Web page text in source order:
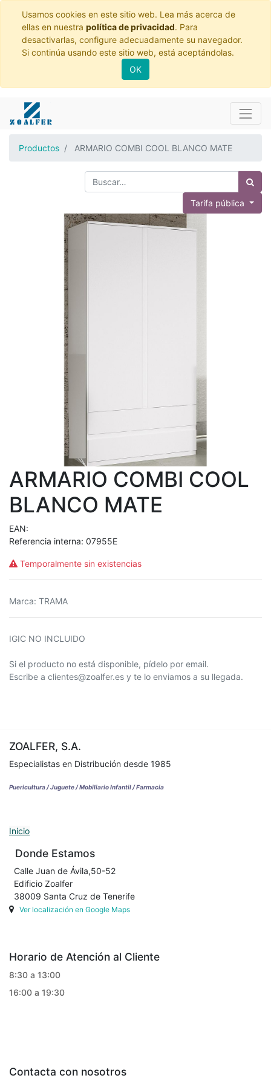
Usamos cookies en este sitio web. Lea más acerca de
ellas en nuestra política de privacidad. Para
desactivarlas, configure adecuadamente su navegador.
Si continúa usando este sitio web, está aceptándolas.
OK
Productos ARMARIO COMBI COOL BLANCO MATE
Tarifa pública
ARMARIO COMBI COOL
BLANCO MATE
EAN:
Referencia interna: 07955E
Temporalmente sin existencias
Marca: TRAMA
IGIC NO INCLUIDO
Si el producto no está disponible, pídelo por email.
Escribe a clientes@zoalfer.es y te lo enviamos a su llegada.
ZOALFER, S.A.
Especialistas en Distribución desde 1985
Puericultura / Juguete / Mobiliario Infantil / Farmacia
Inicio
Donde Estamos
Calle Juan de Ávila,50-52
Edificio Zoalfer
38009 Santa Cruz de Tenerife
Ver localización en Google Maps
Horario de Atención al Cliente
8:30 a 13:00
16:00 a 19:30
Contacta con nosotros